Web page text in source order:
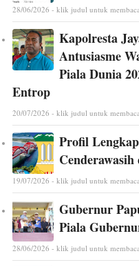
28/06/2026 - klik judul untuk
Kapolresta
Antusiasme
Piala Dunia
Entrop
20/07/2026 - klik judul untuk
Profil
19/07/2026 - klik judul untuk
Gubernur
Piala
28/06/2026 - klik judul untuk